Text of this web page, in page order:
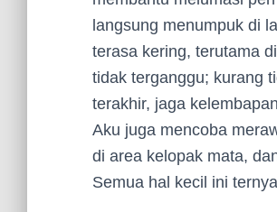
langsung menumpuk di
terasa kering, terutama
tidak terganggu; kurang
terakhir, jaga
Aku juga mencoba
di area kelopak mata,
Semua hal kecil ini